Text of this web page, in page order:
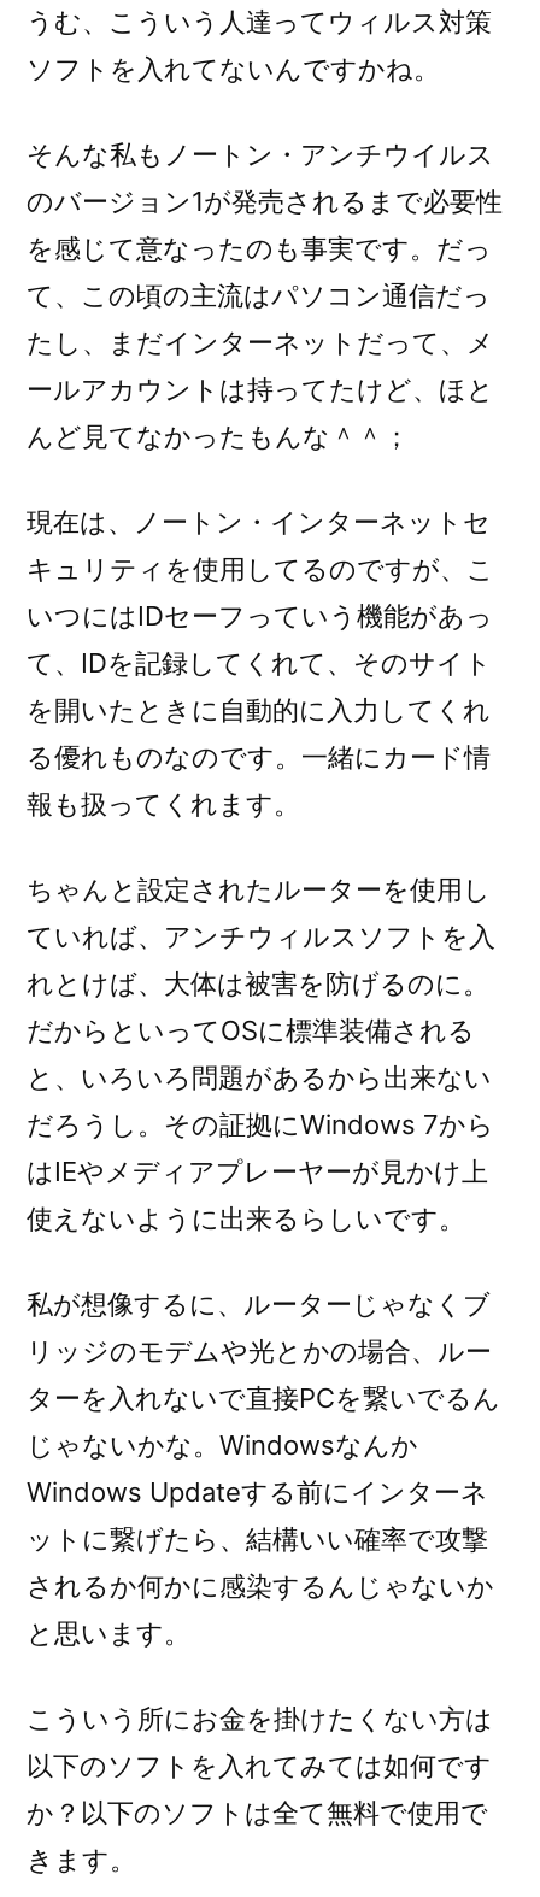
うむ、こういう人達ってウィルス対策
ソフトを入れてないんですかね。
そんな私もノートン・アンチウイルス
のバージョン1が発売されるまで必要性
を感じて意なったのも事実です。だっ
て、この頃の主流はパソコン通信だっ
たし、まだインターネットだって、メ
ールアカウントは持ってたけど、ほと
んど見てなかったもんな＾＾；
現在は、ノートン・インターネットセ
キュリティを使用してるのですが、こ
いつにはIDセーフっていう機能があっ
て、IDを記録してくれて、そのサイト
を開いたときに自動的に入力してくれ
る優れものなのです。一緒にカード情
報も扱ってくれます。
ちゃんと設定されたルーターを使用し
ていれば、アンチウィルスソフトを入
れとけば、大体は被害を防げるのに。
だからといってOSに標準装備される
と、いろいろ問題があるから出来ない
だろうし。その証拠にWindows 7から
はIEやメディアプレーヤーが見かけ上
使えないように出来るらしいです。
私が想像するに、ルーターじゃなくブ
リッジのモデムや光とかの場合、ルー
ターを入れないで直接PCを繋いでるん
じゃないかな。Windowsなんか
Windows Updateする前にインターネ
ットに繋げたら、結構いい確率で攻撃
されるか何かに感染するんじゃないか
と思います。
こういう所にお金を掛けたくない方は
以下のソフトを入れてみては如何です
か？以下のソフトは全て無料で使用で
きます。